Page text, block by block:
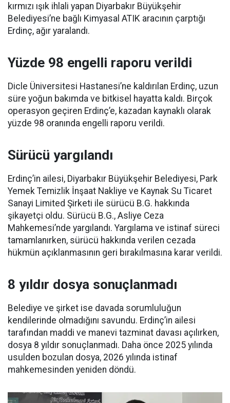
kırmızı ışık ihlali yapan Diyarbakır Büyükşehir
Belediyesi’ne bağlı Kimyasal ATIK aracının çarptığı
Erdinç, ağır yaralandı.
Yüzde 98 engelli raporu verildi
Dicle Üniversitesi Hastanesi’ne kaldırılan Erdinç, uzun
süre yoğun bakımda ve bitkisel hayatta kaldı. Birçok
operasyon geçiren Erdinç’e, kazadan kaynaklı olarak
yüzde 98 oranında engelli raporu verildi.
Sürücü yargılandı
Erdinç’in ailesi, Diyarbakır Büyükşehir Belediyesi, Park
Yemek Temizlik İnşaat Nakliye ve Kaynak Su Ticaret
Sanayi Limited Şirketi ile sürücü B.G. hakkında
şikayetçi oldu. Sürücü B.G., Asliye Ceza
Mahkemesi’nde yargılandı. Yargılama ve istinaf süreci
tamamlanırken, sürücü hakkında verilen cezada
hükmün açıklanmasının geri bırakılmasına karar verildi.
8 yıldır dosya sonuçlanmadı
Belediye ve şirket ise davada sorumluluğun
kendilerinde olmadığını savundu. Erdinç’in ailesi
tarafından maddi ve manevi tazminat davası açılırken,
dosya 8 yıldır sonuçlanmadı. Daha önce 2025 yılında
usulden bozulan dosya, 2026 yılında istinaf
mahkemesinden yeniden döndü.